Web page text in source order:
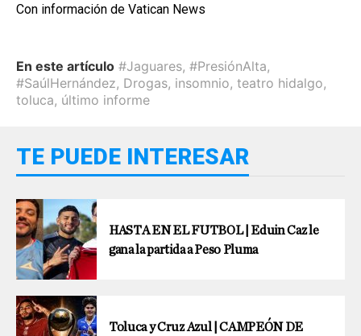
Con información de Vatican News
En este artículo #Jaguares, #PresiónAlta,
#SaúlHernández, Drogas, insomnio, teatro hidalgo,
toluca, último informe
TE PUEDE INTERESAR
HASTA EN EL FUTBOL | Eduin Caz le
gana la partida a Peso Pluma
Toluca y Cruz Azul | CAMPEÓN DE